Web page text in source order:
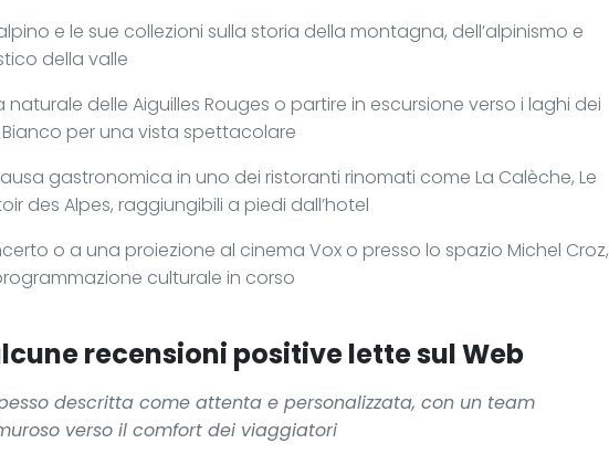
e le sue collezioni sulla storia della montagna, dell’alpinismo e
della valle
naturale delle Aiguilles Rouges o partire in escursione verso i laghi dei
per una vista spettacolare
gastronomica in uno dei ristoranti rinomati come La Calèche, Le
des Alpes, raggiungibili a piedi dall’hotel
o a una proiezione al cinema Vox o presso lo spazio Michel Croz,
culturale in corso
recensioni positive lette sul Web
descritta come attenta e personalizzata, con un team
verso il comfort dei viaggiatori